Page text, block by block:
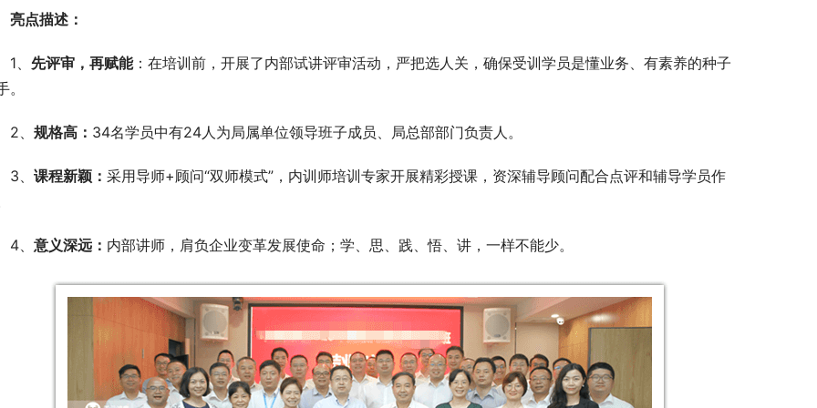
亮点描述：
1、 先评审，再赋能：在培训前，开展了内部试讲评审活动，严把选人关，确保受训学员是懂业务、有素养的种子
。
2、 规格高 ： 34名学员中有24人为局属单位领导班子成员、局总部部门负责人。
3、 课程新颖 ： 采用导师+顾问“双师模式”，内训师培训专家开展精彩授课，资深辅导顾问配合点评和辅导学员作
4、 意义深远： 内部讲师，肩负企业变革发展使命；学、思、践、悟、讲，一样不能少。